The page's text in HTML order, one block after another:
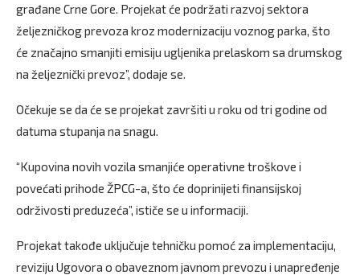
građane Crne Gore. Projekat će podržati razvoj sektora
željezničkog prevoza kroz modernizaciju voznog parka, što
će značajno smanjiti emisiju ugljenika prelaskom sa drumskog
na željeznički prevoz”, dodaje se.
Očekuje se da će se projekat završiti u roku od tri godine od
datuma stupanja na snagu.
“Kupovina novih vozila smanjiće operativne troškove i
povećati prihode ŽPCG-a, što će doprinijeti finansijskoj
održivosti preduzeća”, ističe se u informaciji.
Projekat takođe uključuje tehničku pomoć za implementaciju,
reviziju Ugovora o obaveznom javnom prevozu i unapređenje